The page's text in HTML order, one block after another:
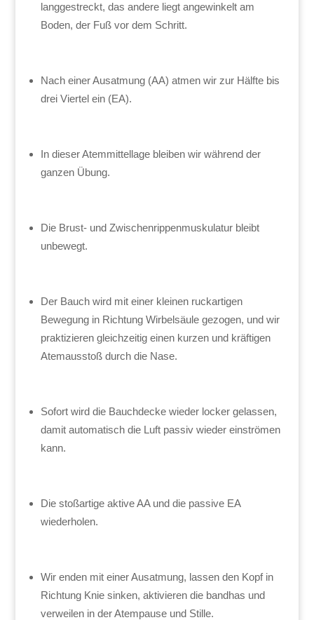
langgestreckt, das andere liegt angewinkelt am
Boden, der Fuß vor dem Schritt.
Nach einer Ausatmung (AA) atmen wir zur Hälfte bis
drei Viertel ein (EA).
In dieser Atemmittellage bleiben wir während der
ganzen Übung.
Die Brust- und Zwischenrippenmuskulatur bleibt
unbewegt.
Der Bauch wird mit einer kleinen ruckartigen
Bewegung in Richtung Wirbelsäule gezogen, und wir
praktizieren gleichzeitig einen kurzen und kräftigen
Atemausstoß durch die Nase.
Sofort wird die Bauchdecke wieder locker gelassen,
damit automatisch die Luft passiv wieder einströmen
kann.
Die stoßartige aktive AA und die passive EA
wiederholen.
Wir enden mit einer Ausatmung, lassen den Kopf in
Richtung Knie sinken, aktivieren die bandhas und
verweilen in der Atempause und Stille.